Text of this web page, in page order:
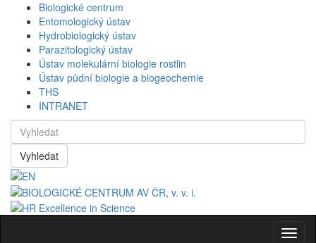
Biologické centrum
Entomologický ústav
Hydrobiologický ústav
Parazitologický ústav
Ústav molekulární biologie rostlin
Ústav půdní biologie a biogeochemie
THS
INTRANET
Vyhledat